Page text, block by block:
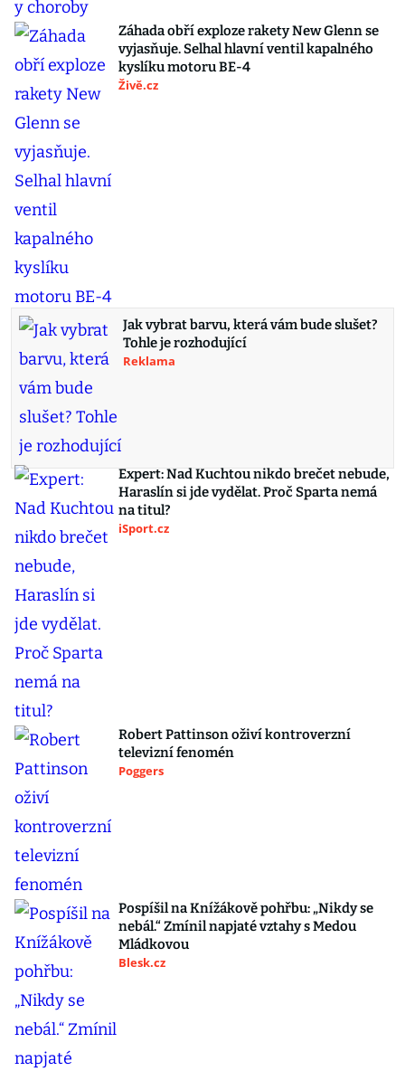
Záhada obří exploze rakety New Glenn se
vyjasňuje. Selhal hlavní ventil kapalného
kyslíku motoru BE-4
Živě.cz
Jak vybrat barvu, která vám bude slušet?
Tohle je rozhodující
Reklama
Expert: Nad Kuchtou nikdo brečet nebude,
Haraslín si jde vydělat. Proč Sparta nemá
na titul?
iSport.cz
Robert Pattinson oživí kontroverzní
televizní fenomén
Poggers
Pospíšil na Knížákově pohřbu: „Nikdy se
nebál.“ Zmínil napjaté vztahy s Medou
Mládkovou
Blesk.cz